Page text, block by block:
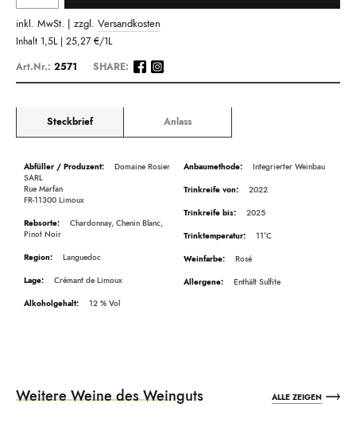
inkl. MwSt. | zzgl. Versandkosten
Inhalt 1,5L | 25,27 €/1L
Art.Nr.: 2571 SHARE:
Steckbrief Anlass
Beschreibung
SARL
Rue Marfan
FR-11300 Limoux
Pinot Noir
Languedoc
Crémant de Limoux
12
Integrierter Weinbau
2022
2025
11°C
Rosé
Enthält Sulfite
Weitere Weine des Weinguts ALLE ZEIGEN